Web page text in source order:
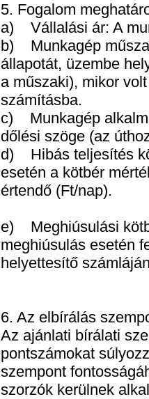
5. Fogalom
a) Vállalási ár: A
b) Munkagép
állapotát, üzembe
a műszaki), mikor
számításba.
c) Munkagép
dőlési szöge (az
d) Hibás teljesítés
esetén a kötbér
értendő (Ft/nap).
e) Meghiúsulási
meghiúsulás esetén
helyettesítő
6. Az elbírálás
Az ajánlati bírálati
pontszámokat
szempont
szorzók kerülnek